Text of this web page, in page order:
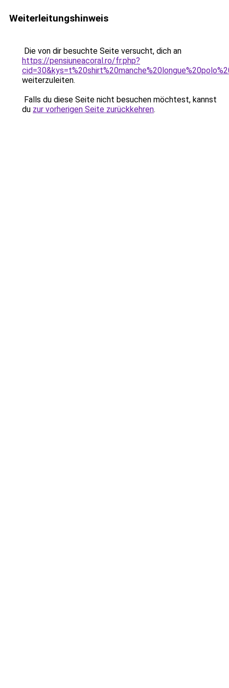
Weiterleitungshinweis
Die von dir besuchte Seite versucht, dich an
https://pensiuneacoral.ro/fr.php?
weiterzuleiten.
Falls du diese Seite nicht besuchen möchtest, kannst
du zur vorherigen Seite zurückkehren.